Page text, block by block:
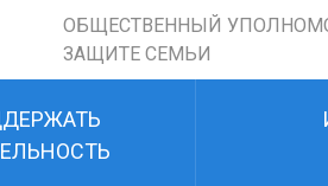
ОБЩЕСТВЕННЫЙ
ЗАЩИТЕ СЕМЬИ